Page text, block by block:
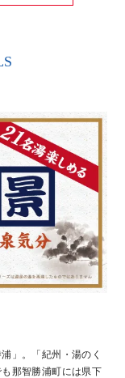
」。「紀州・湯のく
那智勝浦町には県下